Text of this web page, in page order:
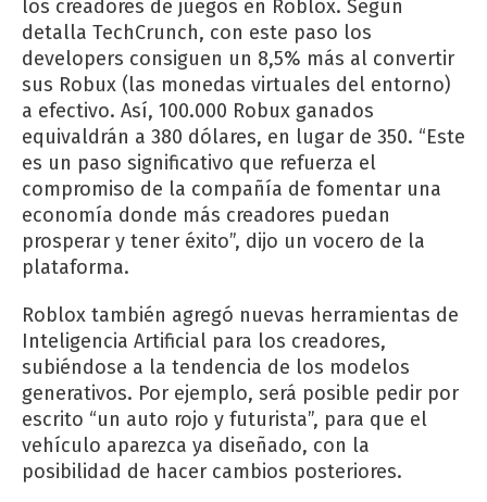
los creadores de juegos en Roblox. Según
detalla TechCrunch, con este paso los
developers consiguen un 8,5% más al convertir
sus Robux (las monedas virtuales del entorno)
a efectivo. Así, 100.000 Robux ganados
equivaldrán a 380 dólares, en lugar de 350. “Este
es un paso significativo que refuerza el
compromiso de la compañía de fomentar una
economía donde más creadores puedan
prosperar y tener éxito”, dijo un vocero de la
plataforma.
Roblox también agregó nuevas herramientas de
Inteligencia Artificial para los creadores,
subiéndose a la tendencia de los modelos
generativos. Por ejemplo, será posible pedir por
escrito “un auto rojo y futurista”, para que el
vehículo aparezca ya diseñado, con la
posibilidad de hacer cambios posteriores.